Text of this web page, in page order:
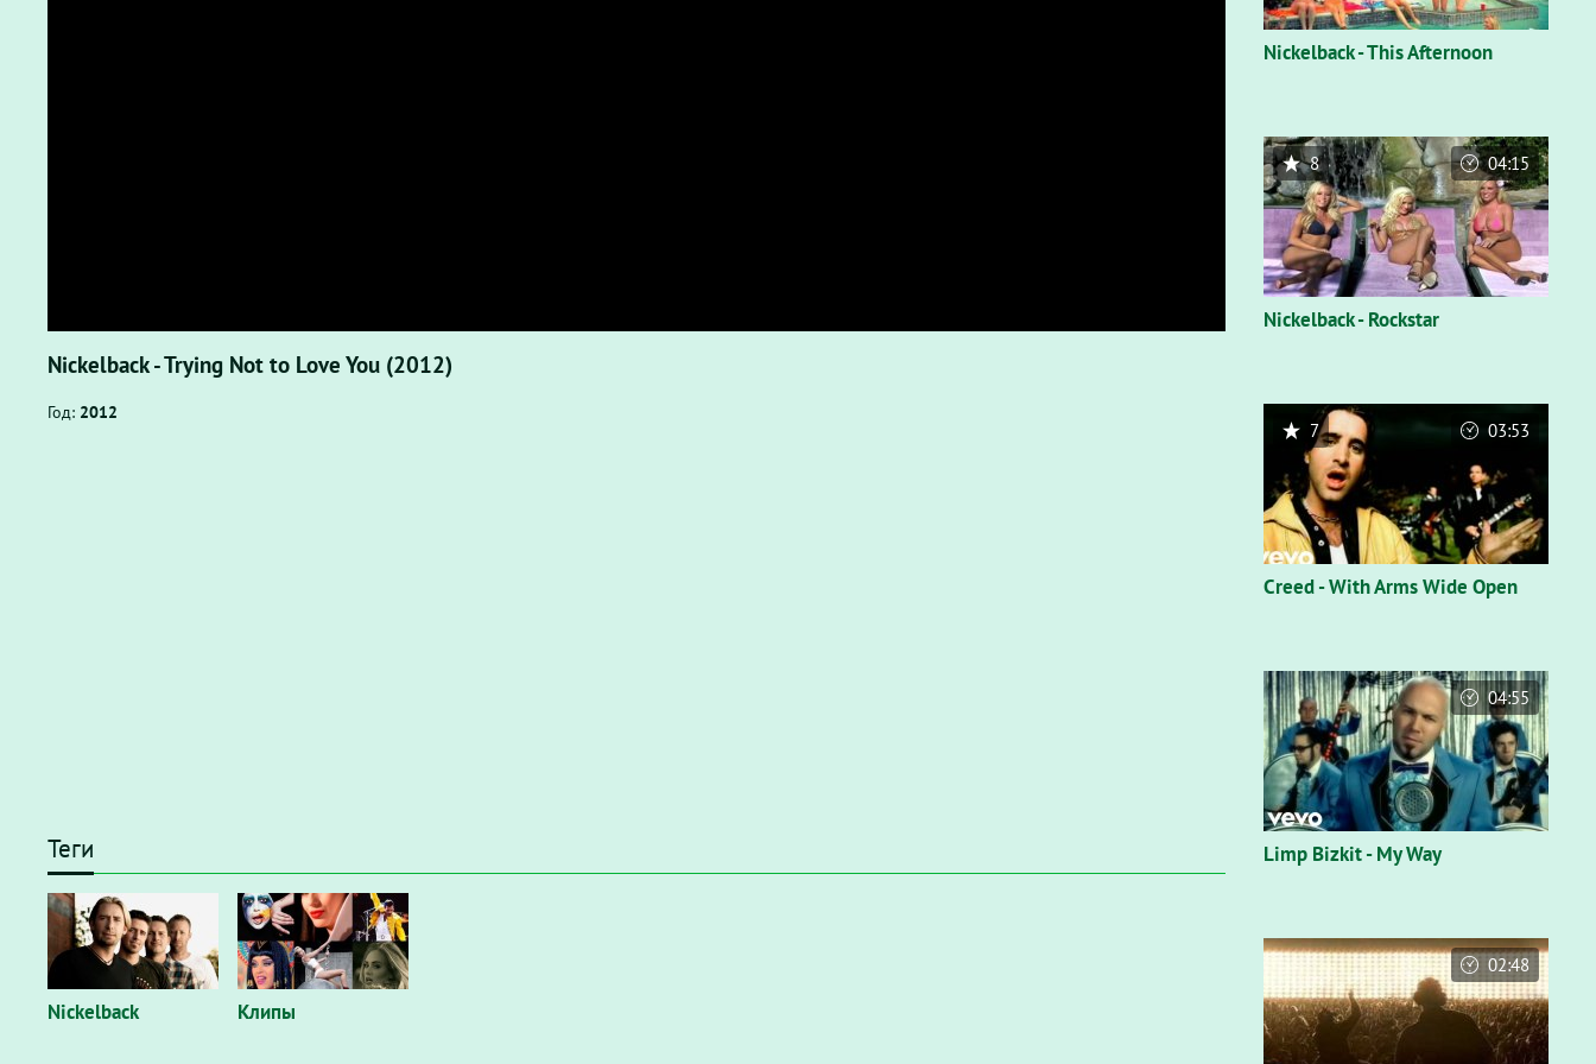
Nickelback - Trying Not to Love You (2012)
Год: 2012
Теги
Nickelback Клипы
Nickelback - This Afternoon
Nickelback - Rockstar
8 04:15
Creed - With Arms Wide Open
7 03:53
Limp Bizkit - My Way
04:55
02:48